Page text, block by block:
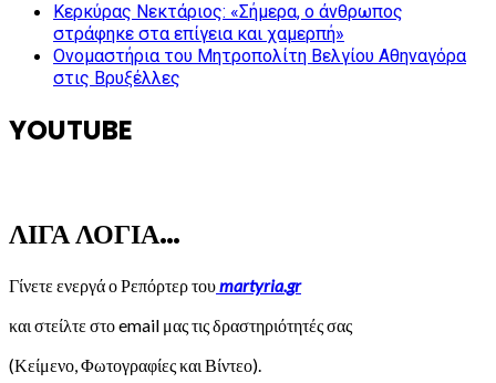
Κερκύρας Νεκτάριος: «Σήμερα, ο άνθρωπος
στράφηκε στα επίγεια και χαμερπή»
Ονομαστήρια του Μητροπολίτη Βελγίου Αθηναγόρα
στις Βρυξέλλες
YOUTUBE
ΛΙΓΑ ΛΟΓΙΑ…
Γίνετε ενεργά ο Ρεπόρτερ τουmartyria.gr
και στείλτε στο email μας τις δραστηριότητές σας
(Κείμενο, Φωτογραφίες και Βίντεο).